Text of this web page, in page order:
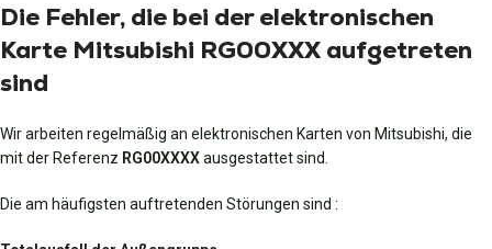
Die Fehler, die bei der elektronischen
Karte Mitsubishi RG00XXX aufgetreten
sind
Wir arbeiten regelmäßig an elektronischen Karten von Mitsubishi, die
mit der Referenz RG00XXXXausgestattet sind.
Die am häufigsten auftretenden Störungen sind :